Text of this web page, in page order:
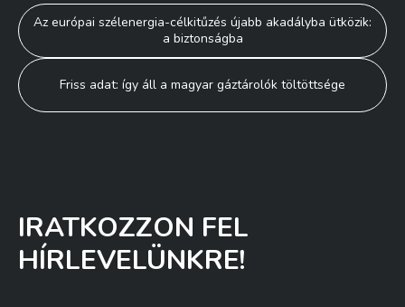
Bejegyzés
navigáció
Az európai szélenergia-célkitűzés újabb akadályba ütközik:
a biztonságba
Friss adat: így áll a magyar gáztárolók töltöttsége
IRATKOZZON FEL
HÍRLEVELÜNKRE!